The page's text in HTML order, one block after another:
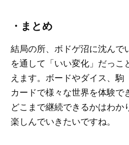
・まとめ
結局の所、ボドゲ沼に沈んで
を通して「いい変化」だっこ
えます。ボードやダイス、駒
カードで様々な世界を体験で
どこまで継続できるかはわか
楽しんでいきたいですね。